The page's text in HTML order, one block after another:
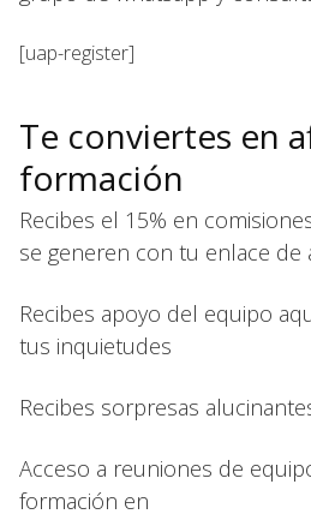
[uap-register]
Te conviertes en
formación
Recibes el 15% en
se generen con tu enlace de
Recibes apoyo del equipo
tus inquietudes
Recibes sorpresas
Acceso a reuniones de
formación en